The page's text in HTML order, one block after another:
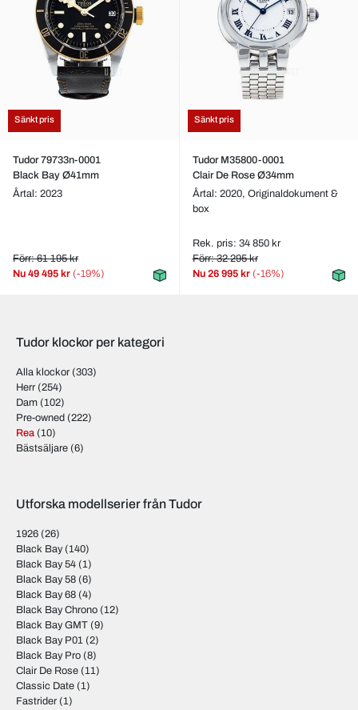
Sänkt pris
Tudor 79733n-0001
Black Bay Ø41mm
Årtal: 2023
Förr: 61 195 kr
Nu 49 495 kr (-19%)
Sänkt pris
Tudor M35800-0001
Clair De Rose Ø34mm
Årtal: 2020, Originaldokument &
box
Rek. pris: 34 850 kr
Förr: 32 295 kr
Nu 26 995 kr (-16%)
Tudor klockor per kategori
Alla klockor (303)
Herr (254)
Dam (102)
Pre-owned (222)
Rea (10)
Bästsäljare (6)
Utforska modellserier från Tudor
1926 (26)
Black Bay(140)
Black Bay 54 (1)
Black Bay 58 (6)
Black Bay 68 (4)
Black Bay Chrono (12)
Black Bay GMT (9)
Black Bay P01 (2)
Black Bay Pro (8)
Clair De Rose (11)
Classic Date (1)
Fastrider (1)